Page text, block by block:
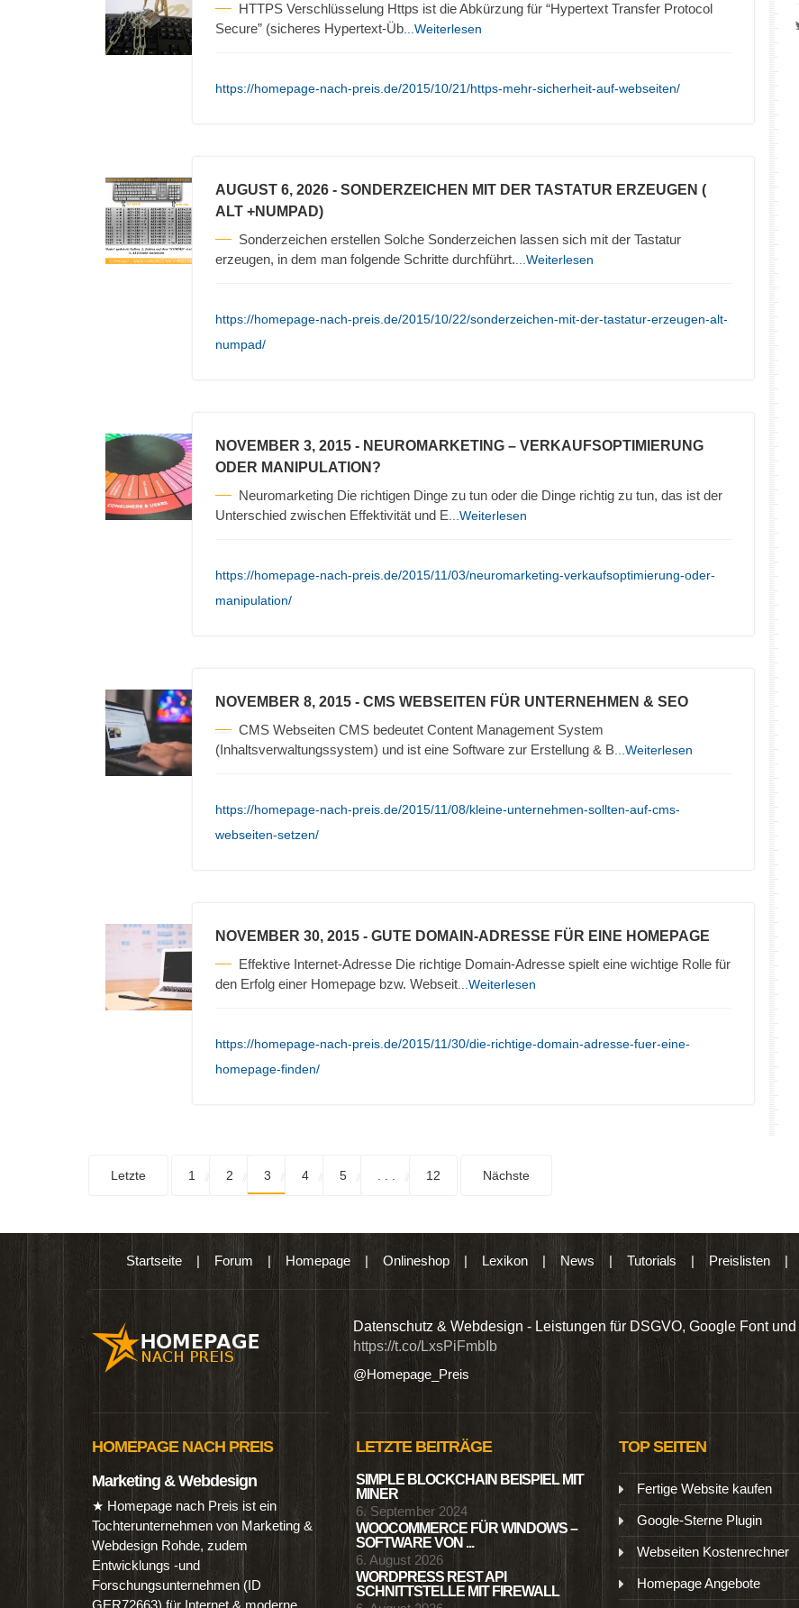
HTTPS Verschlüsselung Https ist die Abkürzung für “Hypertext Transfer Protocol
Secure” (sicheres Hypertext-Üb ...Weiterlesen
https://homepage-nach-preis.de/2015/10/21/https-mehr-sicherheit-auf-webseiten/
AUGUST 6, 2026 - SONDERZEICHEN MIT DER TASTATUR ERZEUGEN (
ALT +NUMPAD)
Sonderzeichen erstellen Solche Sonderzeichen lassen sich mit der Tastatur
erzeugen, in dem man folgende Schritte durchführt. ...Weiterlesen
https://homepage-nach-preis.de/2015/10/22/sonderzeichen-mit-der-tastatur-erzeugen-alt-
numpad/
NOVEMBER 3, 2015 - NEUROMARKETING – VERKAUFSOPTIMIERUNG
ODER MANIPULATION?
Neuromarketing Die richtigen Dinge zu tun oder die Dinge richtig zu tun, das ist der
Unterschied zwischen Effektivität und E ...Weiterlesen
https://homepage-nach-preis.de/2015/11/03/neuromarketing-verkaufsoptimierung-oder-
manipulation/
NOVEMBER 8, 2015 - CMS WEBSEITEN FÜR UNTERNEHMEN & SEO
CMS Webseiten CMS bedeutet Content Management System
(Inhaltsverwaltungssystem) und ist eine Software zur Erstellung & B ...Weiterlesen
https://homepage-nach-preis.de/2015/11/08/kleine-unternehmen-sollten-auf-cms-
webseiten-setzen/
NOVEMBER 30, 2015 - GUTE DOMAIN-ADRESSE FÜR EINE HOMEPAGE
Effektive Internet-Adresse Die richtige Domain-Adresse spielt eine wichtige Rolle für
den Erfolg einer Homepage bzw. Webseit ...Weiterlesen
https://homepage-nach-preis.de/2015/11/30/die-richtige-domain-adresse-fuer-eine-
homepage-finden/
Letzte 1 2 3 4 5 12 Nächste
Startseite| Forum | Homepage| Onlineshop| Lexikon| News | Tutorials | Preislisten|
Produkten wie Ebooks & DVDs.… Datenschutz & Webdesign - Leistungen für DSGVO, Google Font
https://t.co/LxsPiFmbIb
@Homepage_Preis
HOMEPAGE NACH PREIS
Marketing & Webdesign
★ Homepage nach Preis ist ein
Tochterunternehmen von Marketing &
Webdesign Rohde, zudem
Entwicklungs -und
Forschungsunternehmen (ID
LETZTE BEITRÄGE
SIMPLE BLOCKCHAIN BEISPIEL MIT
MINER
6. September 2024
WOOCOMMERCE FÜR WINDOWS –
SOFTWARE VON ...
6. August 2026
WORDPRESS REST API
SCHNITTSTELLE MIT FIREWALL
TOP SEITEN
Fertige Website kaufen
Google-Sterne Plugin
Webseiten Kostenrechner
Homepage Angebote